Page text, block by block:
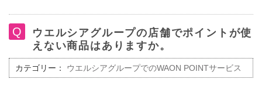
ウエルシアグループの店舗でポイントが使
えない商品はありますか。
カテゴリー： ウエルシアグループでのWAON POINTサービス